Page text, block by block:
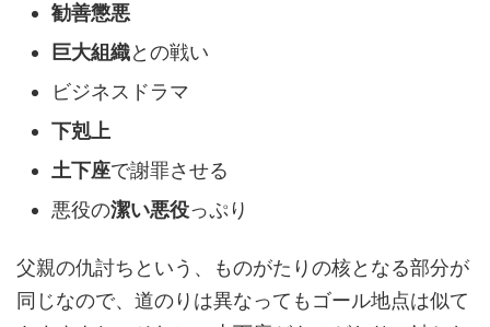
勧善懲悪
巨大組織との戦い
ビジネスドラマ
下剋上
土下座で謝罪させる
悪役の潔い悪役っぷり
父親の仇討ちという、ものがたりの核となる部分が
同じなので、道のりは異なってもゴール地点は似て